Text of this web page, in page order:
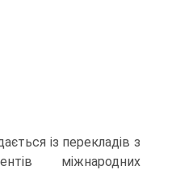
із перекладів з
міжнарод­них